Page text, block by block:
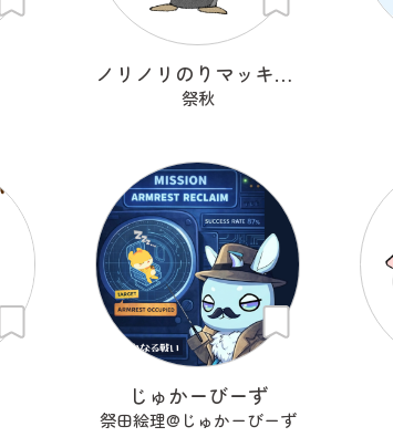
ノリノリのりマッキーさん
祭秋
じゅかーびーず
祭田絵理@じゅかーびーず